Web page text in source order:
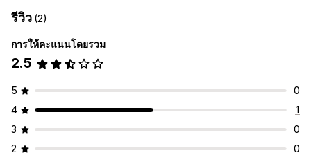
รีวิว (2)
การให้คะแนนโดยรวม
2.5
5
0
4
1
3
0
2
0